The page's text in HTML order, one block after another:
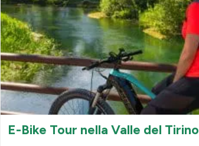
E-Bike Tour nella Valle del Tirino